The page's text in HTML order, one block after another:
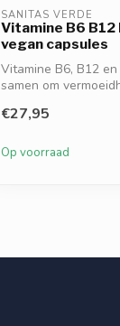
SANITAS VERDE
Vitamine B6
vegan capsules
Vitamine B6, B12
samen om
€27,95
Op voorraad